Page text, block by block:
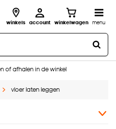
winkels account winkelwagen menu
of afhalen in de winkel
en inmeten aan huis
vloer laten leggen